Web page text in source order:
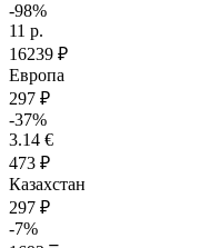
-98%
11 р.
16239 ₽
Европа
297 ₽
-37%
3.14 €
473 ₽
Казахстан
297 ₽
-7%